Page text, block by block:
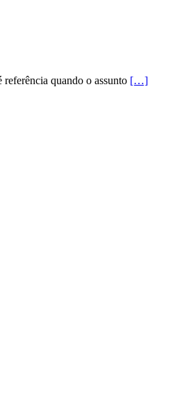
quando o assunto […]